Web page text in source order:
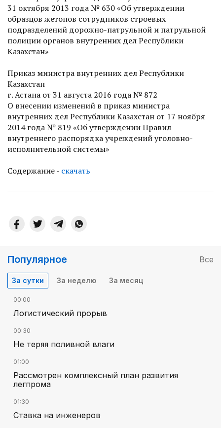
31 октября 2013 года № 630 «Об утверждении
образцов жетонов сотрудников строевых
подразделений дорожно-патрульной и патрульной
полиции органов внутренних дел Респуб­лики
Казахстан»
Приказ министра внутренних дел Респуб­лики
Казахстан
г. Астана от 31 августа 2016 года № 872
О внесении изменений в приказ министра
внутренних дел Респуб­лики Казахстан от 17 ноября
2014 года № 819 «Об утверждении Правил
внутреннего распорядка учреждений уголовно-
исполнительной системы»
Содержание - скачать
Популярное Все
За сутки За неделю За месяц
00:00
Логистический прорыв
00:30
Не теряя поливной влаги
01:00
Рассмотрен комплексный план развития
легпрома
01:30
Ставка на инженеров